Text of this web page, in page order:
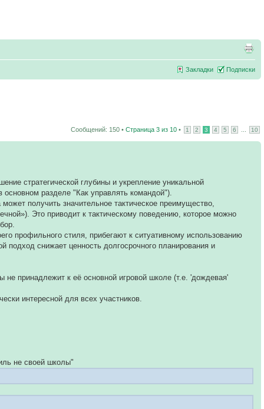
Закладки Подписки
Сообщений: 150 • Страница 3 из 10 • 1 2 3 4 5 6 10
стратегической глубины и укрепление уникальной
разделе "Как управлять командой").
получить значительное тактическое преимущество,
Это приводит к тактическому поведению, которое можно
профильного стиля, прибегают к ситуативному использованию
снижает ценность долгосрочного планирования и
принадлежит к её основной игровой школе (т.е. 'дождевая'
интересной для всех участников.
не своей школы"